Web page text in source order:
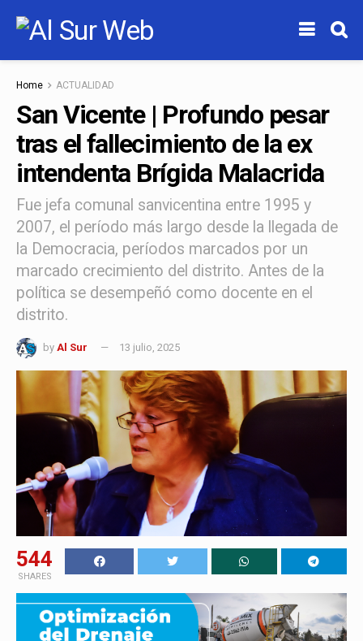
Home ACTUALIDAD
San Vicente | Profundo pesar
tras el fallecimiento de la ex
intendenta Brígida Malacrida
Fue jefa comunal sanvicentina entre 1995 y
2007, el período más largo desde la llegada de
la Democracia, períodos marcados por un
marcado crecimiento del distrito. Antes de la
política se desempeñó como docente en el
distrito.
by Al Sur 13 julio, 2025
544
SHARES